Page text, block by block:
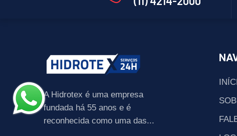
A Hidrotex é uma empresa
fundada há 55 anos e é
reconhecida como uma das...